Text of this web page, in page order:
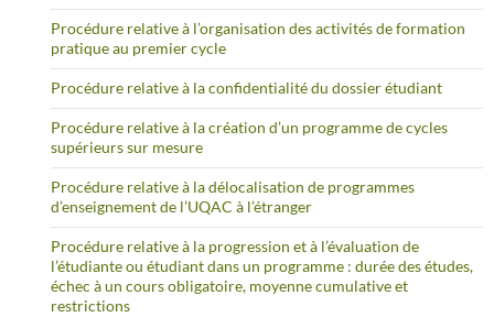
Procédure relative à l’organisation des activités de formation
pratique au premier cycle
Procédure relative à la confidentialité du dossier étudiant
Procédure relative à la création d’un programme de cycles
supérieurs sur mesure
Procédure relative à la délocalisation de programmes
d’enseignement de l’UQAC à l’étranger
Procédure relative à la progression et à l’évaluation de
l’étudiante ou étudiant dans un programme : durée des études,
échec à un cours obligatoire, moyenne cumulative et
restrictions